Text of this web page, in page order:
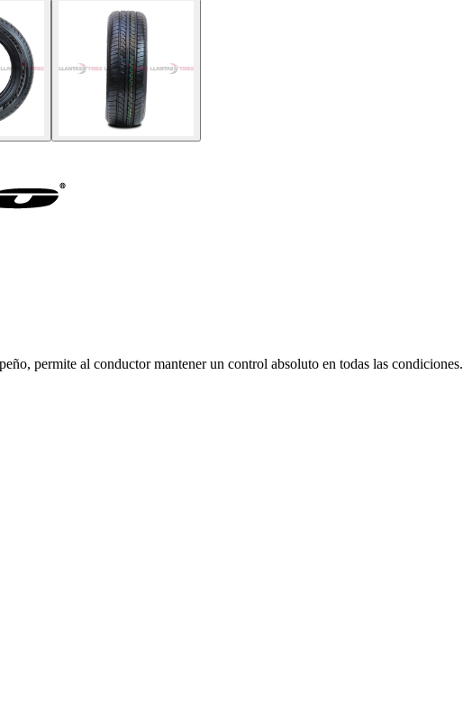
permite al conductor mantener un control absoluto en todas las condiciones.